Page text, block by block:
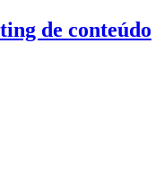
de conteúdo